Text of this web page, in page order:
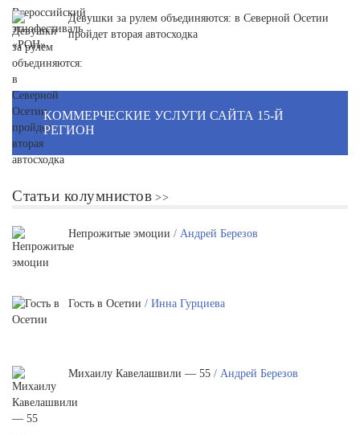
Девушки за рулем объединяются: в Северной Осетии
пройдет вторая автосходка
КОММЕРЧЕСКИЕ УСЛУГИ САЙТА 15-Й
РЕГИОН
Статьи колумнистов
Непрожитые эмоции / Андрей Березов
Гость в Осетии / Инна Гурциева
Михаилу Кавелашвили — 55 / Андрей Березов